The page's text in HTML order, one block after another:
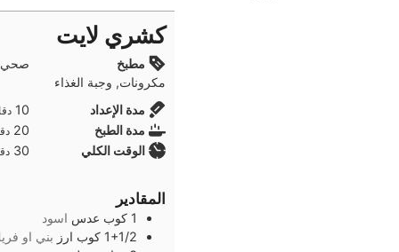
كشري لايت
مطبخ
صحي
مكرونات, وجبة الغذاء
مدة الإعداد
10
مدة الطبخ 20
الوقت الكلي 30
المقادير
1 كوب عدس اسود
1+1/2 كوب ارز بني او